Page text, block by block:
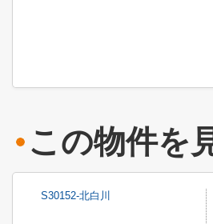
この物件を
S30152-北白川